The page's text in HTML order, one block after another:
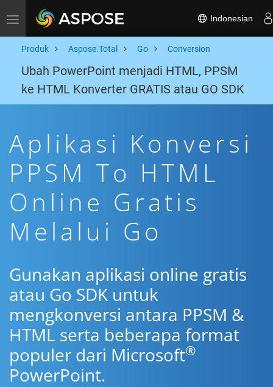
Toggle navigation Indonesian
Produk Aspose.Total Go Conversion
Ubah PowerPoint menjadi HTML, PPSM
ke HTML Konverter GRATIS atau GO SDK
Aplikasi Konversi
PPSM To HTML
Online Gratis
Melalui Go
Gunakan aplikasi online gratis
atau Go SDK untuk
mengkonversi antara PPSM &
HTML serta beberapa format
populer dari Microsoft®
PowerPoint.